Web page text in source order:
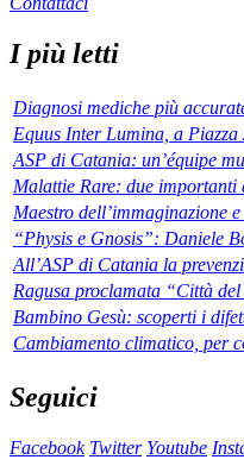
I più letti
Diagnosi mediche più
Equus Inter Lumina, a
ASP di Catania: un’équipe
Malattie Rare: due importanti
Maestro dell’immaginazione
“Physis e Gnosis”: Daniele
All’ASP di Catania la
Ragusa proclamata “Città
Bambino Gesù: scoperti i
Cambiamento climatico, per
Seguici
Facebook Twitter Youtube